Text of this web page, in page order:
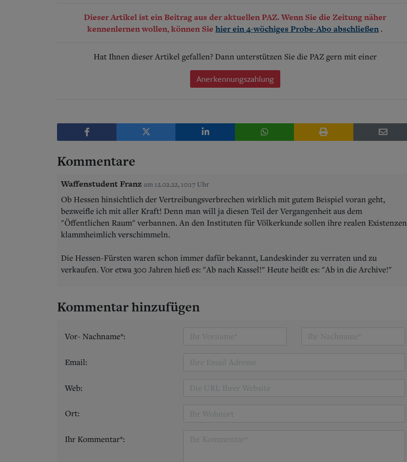
Dieser Artikel ist ein Beitrag aus der aktuellen PAZ. Wenn Sie die Zeitung näher
kennenlernen wollen, können Sie hier ein 4-wöchiges Probe-Abo abschließen .
Hat Ihnen dieser Artikel gefallen? Dann unterstützen Sie die PAZ gern mit einer
Anerkennungszahlung
Kommentare
Waffenstudent Franz am 12.02.22, 10:17 Uhr
Ob Hessen hinsichtlich der Vertreibungsverbrechen wirklich mit gutem Beispiel voran geht,
bezweifle ich mit aller Kraft! Denn man will ja diesen Teil der Vergangenheit aus dem
"Öffentlichen Raum" verbannen. An den Instituten für Völkerkunde sollen ihre realen Existenzen
klammheimlich verschimmeln.
Die Hessen-Fürsten waren schon immer dafür bekannt, Landeskinder zu verraten und zu
verkaufen. Vor etwa 300 Jahren hieß es: "Ab nach Kassel!" Heute heißt es: "Ab in die Archive!"
Kommentar hinzufügen
Vor- Nachname*:
Email:
Web:
Ort:
Ihr Kommentar*: